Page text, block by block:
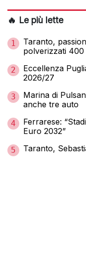
🔥 Le più lette
1
Taranto,
polverizzati
2
Eccellenza
2026/27
3
Marina di
anche tre auto
4
Ferrarese:
Euro 2032”
5 Taranto,